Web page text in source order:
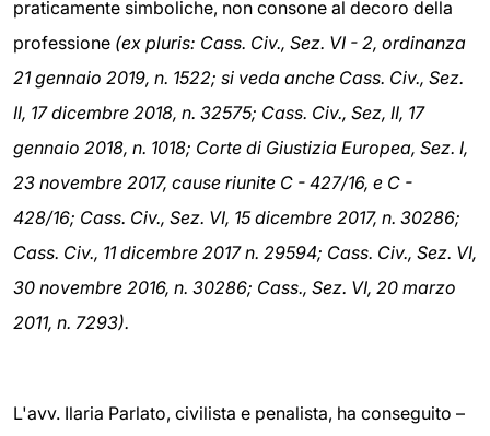
praticamente simboliche, non consone al decoro della
professione (ex pluris: Cass. Civ., Sez. VI - 2, ordinanza
21 gennaio 2019, n. 1522; si veda anche Cass. Civ., Sez.
II, 17 dicembre 2018, n. 32575; Cass. Civ., Sez, II, 17
gennaio 2018, n. 1018; Corte di Giustizia Europea, Sez. I,
23 novembre 2017, cause riunite C - 427/16, e C -
428/16; Cass. Civ., Sez. VI, 15 dicembre 2017, n. 30286;
Cass. Civ., 11 dicembre 2017 n. 29594; Cass. Civ., Sez. VI,
30 novembre 2016, n. 30286; Cass., Sez. VI, 20 marzo
2011, n. 7293).
L'avv. Ilaria Parlato, civilista e penalista, ha conseguito –